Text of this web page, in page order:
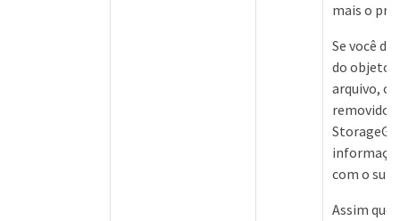
mais o
Se você
do objeto
arquivo, o
removido
com o
Assim que